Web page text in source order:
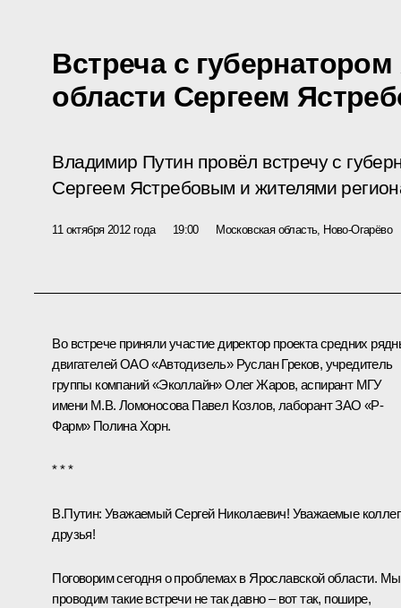
Встреча с
области Сергеем
Владимир Путин провёл встречу с
Сергеем Ястребовым и жителями
11 октября 2012 года 19:00 Московская область, Ново-Огарёво
Во встрече приняли участие директор проекта средних
двигателей ОАО «Автодизель» Руслан Греков, учредитель
группы компаний «Эколлайн» Олег Жаров, аспирант МГУ
имени М.В. Ломоносова Павел Козлов, лаборант ЗАО «Р-
Фарм» Полина Хорн.
* * *
В.Путин: Уважаемый Сергей Николаевич! Уважаемые
друзья!
Поговорим сегодня о проблемах в Ярославской области. Мы
проводим такие встречи не так давно – вот так, пошире,